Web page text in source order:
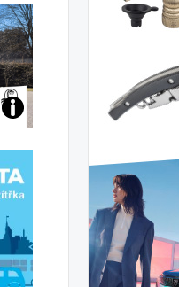
Jaké
ženy-
řidičky